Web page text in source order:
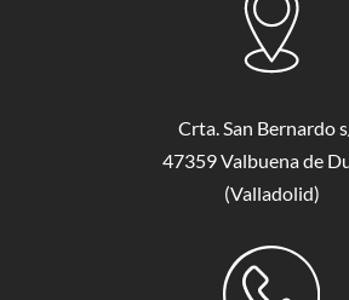
Crta. San Bernardo
47359 Valbuena de
(Valladolid)